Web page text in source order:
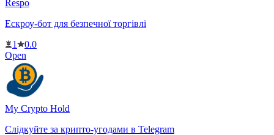
Respo
Ескроу-бот для безпечної торгівлі
1
0.0
Open
My Crypto Hold
Слідкуйте за крипто-угодами в Telegram